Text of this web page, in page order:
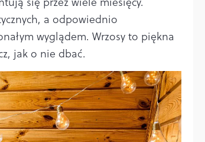
a odpowiednio
wyglądem. Wrzosy to piękna
jak o nie dbać.